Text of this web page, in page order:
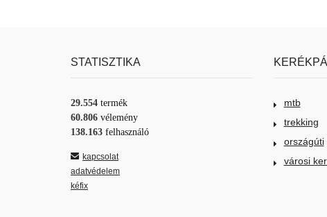
STATISZTIKA
29.554 termék
60.806 vélemény
138.163 felhasználó
kapcsolat
adatvédelem
kéfix
mtb
trekking
országúti
városi